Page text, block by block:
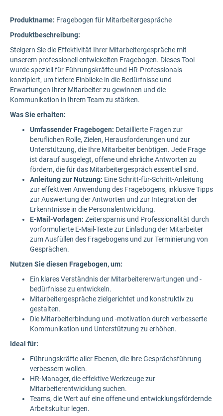
Produktname: Fragebogen für Mitarbeitergespräche
Produktbeschreibung:
Steigern Sie die Effektivität Ihrer Mitarbeitergespräche mit
unserem professionell entwickelten Fragebogen. Dieses Tool
wurde speziell für Führungskräfte und HR-Professionals
konzipiert, um tiefere Einblicke in die Bedürfnisse und
Erwartungen Ihrer Mitarbeiter zu gewinnen und die
Kommunikation in Ihrem Team zu stärken.
Was Sie erhalten:
Umfassender Fragebogen: Detaillierte Fragen zur
beruflichen Rolle, Zielen, Herausforderungen und zur
Unterstützung, die Ihre Mitarbeiter benötigen. Jede Frage
ist darauf ausgelegt, offene und ehrliche Antworten zu
fördern, die für das Mitarbeitergespräch essentiell sind.
Anleitung zur Nutzung: Eine Schritt-für-Schritt-Anleitung
zur effektiven Anwendung des Fragebogens, inklusive Tipps
zur Auswertung der Antworten und zur Integration der
Erkenntnisse in die Personalentwicklung.
E-Mail-Vorlagen: Zeitersparnis und Professionalität durch
vorformulierte E-Mail-Texte zur Einladung der Mitarbeiter
zum Ausfüllen des Fragebogens und zur Terminierung von
Gesprächen.
Nutzen Sie diesen Fragebogen, um:
Ein klares Verständnis der Mitarbeitererwartungen und -
bedürfnisse zu entwickeln.
Mitarbeitergespräche zielgerichtet und konstruktiv zu
gestalten.
Die Mitarbeiterbindung und -motivation durch verbesserte
Kommunikation und Unterstützung zu erhöhen.
Ideal für:
Führungskräfte aller Ebenen, die ihre Gesprächsführung
verbessern wollen.
HR-Manager, die effektive Werkzeuge zur
Mitarbeiterentwicklung suchen.
Teams, die Wert auf eine offene und entwicklungsfördernde
Arbeitskultur legen.